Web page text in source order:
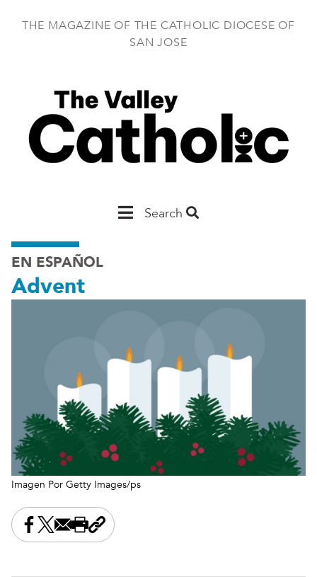
THE MAGAZINE OF THE CATHOLIC DIOCESE OF
SAN JOSE
MainSearch
EN ESPAÑOL
Advent
Imagen Por Getty Images/ps
Share this on Facebook
Share this on X
Share this by email
Print this page
Copy the page address